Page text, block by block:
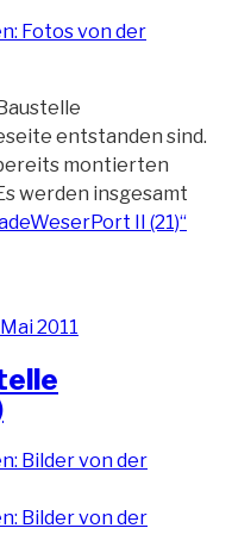
entstanden sind.
montierten
werden insgesamt
II (21)“
2011